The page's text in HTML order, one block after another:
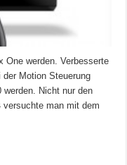
One werden. Verbesserte
Motion Steuerung
Nicht nur den
versuchte man mit dem